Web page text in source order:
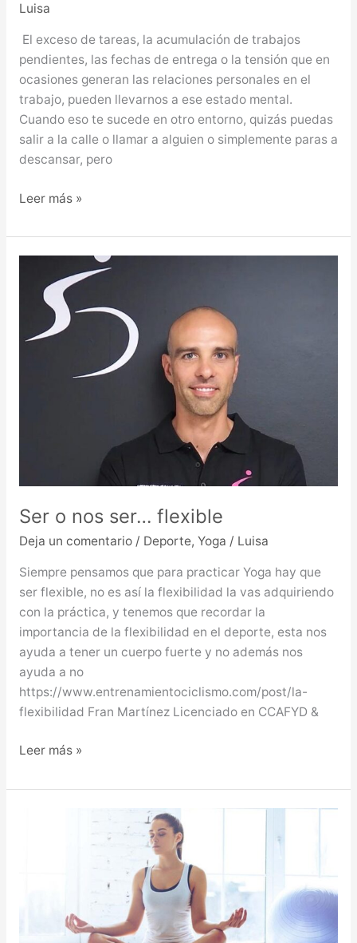
Luisa
El exceso de tareas, la acumulación de trabajos
pendientes, las fechas de entrega o la tensión que en
ocasiones generan las relaciones personales en el
trabajo, pueden llevarnos a ese estado mental.
Cuando eso te sucede en otro entorno, quizás puedas
salir a la calle o llamar a alguien o simplemente paras a
descansar, pero
Leer más »
Ser o nos ser… flexible
Deja un comentario / Deporte, Yoga / Luisa
Siempre pensamos que para practicar Yoga hay que
ser flexible, no es así la flexibilidad la vas adquiriendo
con la práctica, y tenemos que recordar la
importancia de la flexibilidad en el deporte, esta nos
ayuda a tener un cuerpo fuerte y no además nos
ayuda a no
https://www.entrenamientociclismo.com/post/la-
flexibilidad Fran Martínez Licenciado en CCAFYD &
flexible
Leer más »